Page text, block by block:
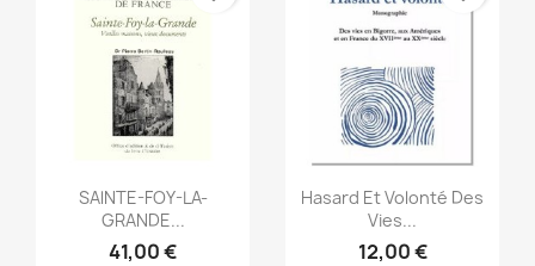
Snabbvy
SAlNTE-FOY-LA-
GRANDE...
41,00 €
Snabbvy
Hasard Et Volonté Des
Vies...
12,00 €